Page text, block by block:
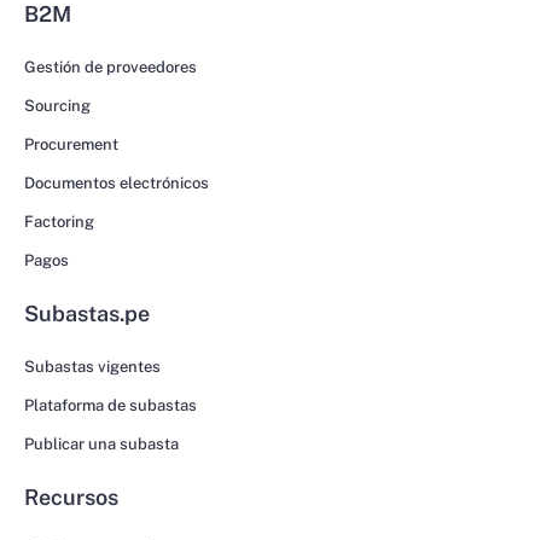
B2M
Gestión de proveedores
Sourcing
Procurement
Documentos electrónicos
Factoring
Pagos
Subastas.pe
Subastas vigentes
Plataforma de subastas
Publicar una subasta
Recursos